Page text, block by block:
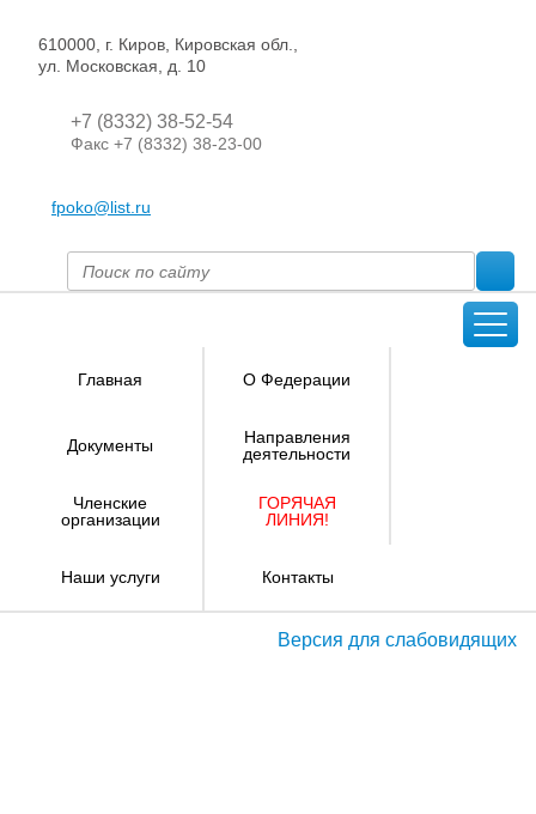
610000, г. Киров, Кировская обл.,
ул. Московская, д. 10
+7 (8332) 38-52-54
Факс +7 (8332) 38-23-00
fpoko@list.ru
Главная О Федерации
Документы
Направления
деятельности
Членские
организации
ГОРЯЧАЯ
ЛИНИЯ!
Наши услуги Контакты
Версия для слабовидящих